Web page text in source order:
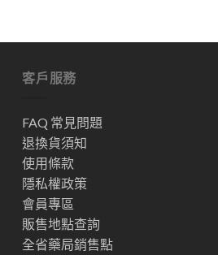
客戶服務
FAQ 常見問題
退換貨須知
使用條款
隱私權政策
會員專區
販售地點查詢
全省藥局銷售點